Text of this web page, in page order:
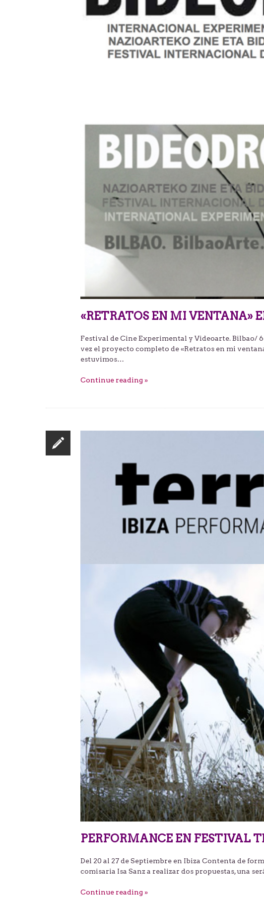
«RETRATOS EN MI VENTANA»
Festival de Cine Experimental y Videoarte. Bilbao/
vez el proyecto completo de «Retratos en mi
estuvimos…
Continue reading »
PERFORMANCE EN FESTIVAL
Del 20 al 27 de Septiembre en Ibiza Contenta de
comisaria Isa Sanz a realizar dos propuestas, una
Continue reading »